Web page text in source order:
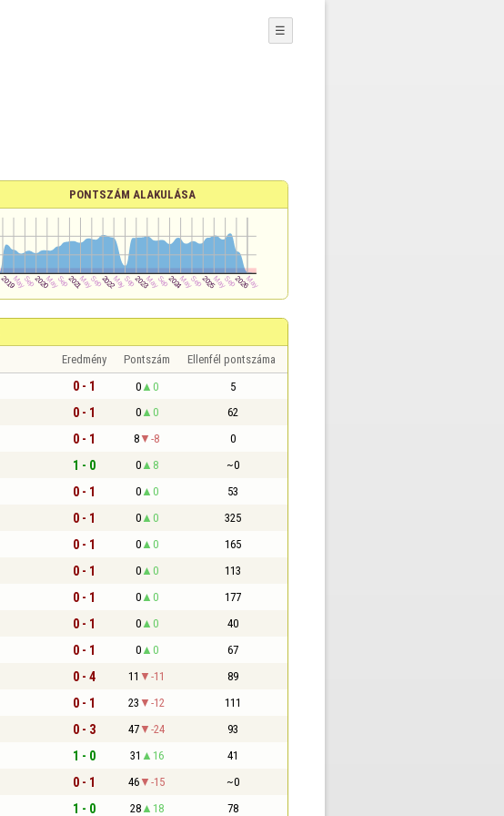
☰
PONTSZÁM ALAKULÁSA
Eredmény Pontszám Ellenfél pontszáma
0 - 1 0 0 5
0 - 1 0 0 62
0 - 1 8 -8 0
1 - 0 0 8 ~0
0 - 1 0 0 53
0 - 1 0 0 325
0 - 1 0 0 165
0 - 1 0 0 113
0 - 1 0 0 177
0 - 1 0 0 40
0 - 1 0 0 67
0 - 4 11 -11 89
0 - 1 23 -12 111
0 - 3 47 -24 93
1 - 0 31 16 41
0 - 1 46 -15 ~0
1 - 0 28 18 78